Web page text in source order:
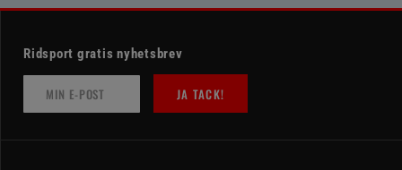
Ridsport gratis nyhetsbrev
JA TACK!